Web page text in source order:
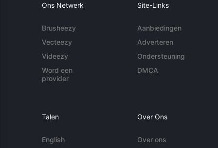
Ons Netwerk
Brusheezy
Vecteezy
Videezy
Word een
provider
Site-Links
Aanbiedingen
Adverteren
Ondersteuning
DMCA
Talen
English
Over Ons
Over ons